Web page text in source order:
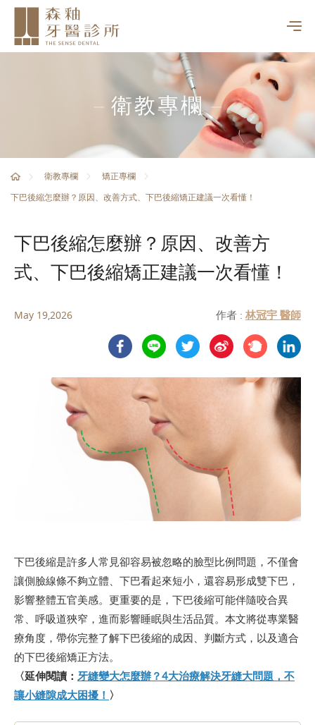
衛教專欄
衛教專欄
矯正專欄
下巴後縮怎麼辦？原因、改善方式、下巴後縮矯正建議一次看懂！
下巴後縮怎麼辦？原因、改善方
式、下巴後縮矯正建議一次看懂！
May 19,2026 作者 : 林冠宇 醫師
下巴後縮是許多人常見卻容易被忽略的臉型比例問題，不僅會
讓側臉線條不夠立體、下巴看起來短小，還容易形成雙下巴，
影響整體五官美感。更重要的是，下巴後縮可能伴隨咬合異
常、呼吸道狹窄，進而影響睡眠與生活品質。本文將從專業醫
療角度，帶你完整了解下巴後縮的成因、判斷方式，以及適合
的下巴後縮矯正方法。
〈延伸閱讀： 牙縫變大怎麼辦？4大治療解決牙縫大問題，不
讓小縫隙成大困擾！ 〉